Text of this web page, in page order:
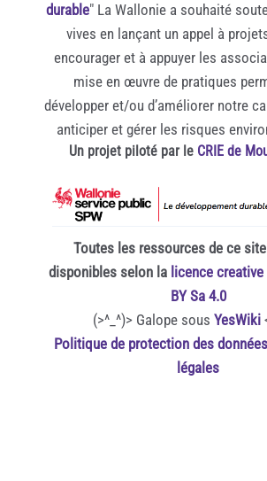
durable" La Wallonie a souhaité
vives en lançant un appel à
encourager et à appuyer les
mise en œuvre de pratiques
développer et/ou d’améliorer notre
anticiper et gérer les risques
Un projet piloté par le CRIE de
Toutes les ressources de ce
disponibles selon la licence
BY Sa 4.0
(>^_^)> Galope sous YesWiki
Politique de protection des
légales